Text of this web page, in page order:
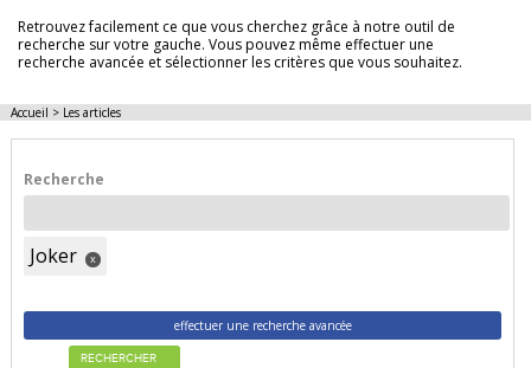
Retrouvez facilement ce que vous cherchez grâce à notre outil de
recherche sur votre gauche. Vous pouvez même effectuer une
recherche avancée et sélectionner les critères que vous souhaitez.
Accueil > Les articles
Recherche
Joker x
effectuer une recherche avancée
RECHERCHER